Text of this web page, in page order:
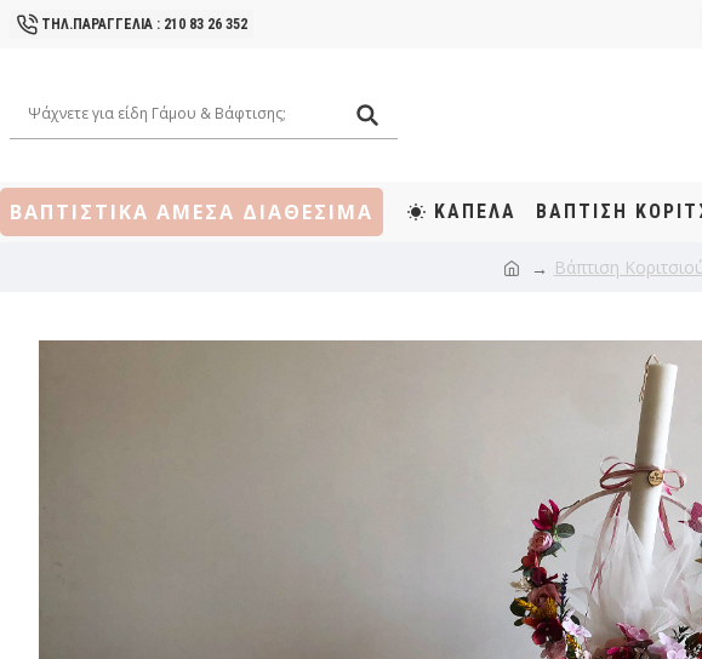
ΤΗΛ.ΠΑΡΑΓΓΕΛΙΑ : 210 83 26 352
ΒΑΠΤΙΣΤΙΚΑ ΑΜΕΣΑ ΔΙΑΘΕΣΙΜΑ ΚΑΠΕΛΑ ΒΆΠΤΙΣΗ
Βάπτιση